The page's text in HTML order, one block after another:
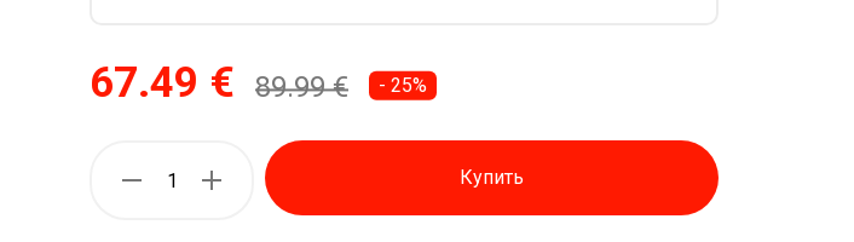
67.49 € 89.99 € - 25%
Купить